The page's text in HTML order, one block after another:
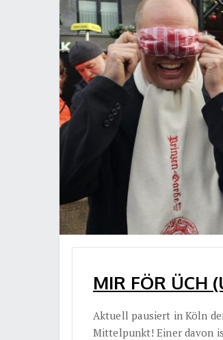
MIR FÖR ÜCH
Aktuell pausiert in Köln
Mittelpunkt! Einer davon